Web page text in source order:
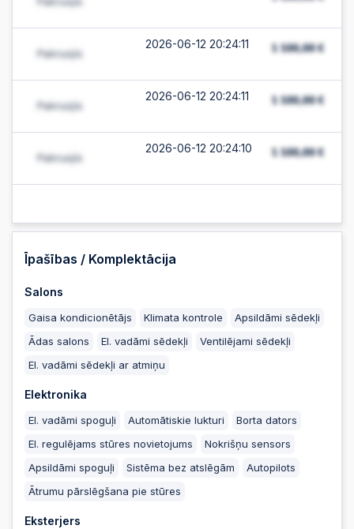
2026-06-12 20:24:11
2026-06-12 20:24:11
2026-06-12 20:24:10
2026-06-12
20:24:08
20:24:08
20:24:00
20:24:00
Īpašības / Komplektācija
Salons
Gaisa kondicionētājs Klimata kontrole
Apsildāmi sēdekļi
Ādas salons
El. vadāmi sēdekļi
Ventilējami sēdekļi
El. vadāmi sēdekļi ar atmiņu
Elektronika
El. vadāmi spoguļi Automātiskie lukturi
Borta dators
El. regulējams stūres novietojums
Nokrišņu sensors
Apsildāmi spoguļi
Sistēma bez atslēgām
Autopilots
Ātrumu pārslēgšana pie stūres
Eksterjers